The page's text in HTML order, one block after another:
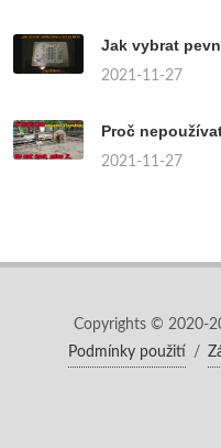
Jak vybrat
2021-11-27
Proč
2021-11-27
Copyrights © 2020-
Podmínky použití
/